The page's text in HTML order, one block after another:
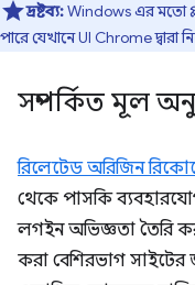
দ্রষ্টব্য:Windows এর মতো
পারে যেখানে UI Chrome দ্বারা
সম্পর্কিত মূল
রিলেটেড অরিজিন
থেকে পাসকি
লগইন অভিজ্ঞতা তৈরি
করা বেশিরভাগ সাইটের